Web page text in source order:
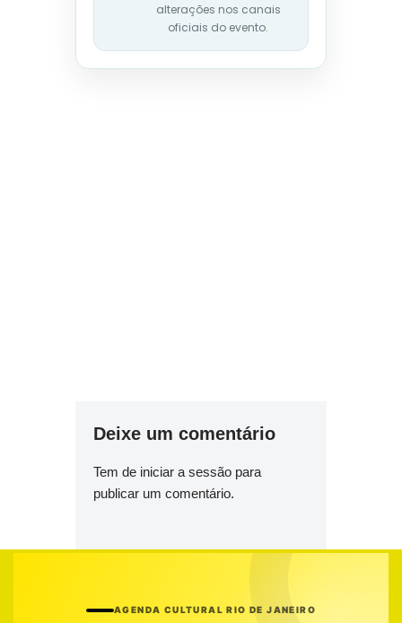
alterações nos canais
oficiais do evento.
Deixe um comentário
Tem de iniciar a sessão para
publicar um comentário.
AGENDA CULTURAL RIO DE JANEIRO